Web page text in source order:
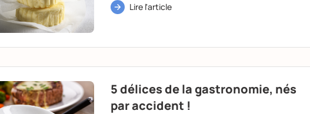
Lire l'article
5 délices de la gastronomie, nés
par accident !